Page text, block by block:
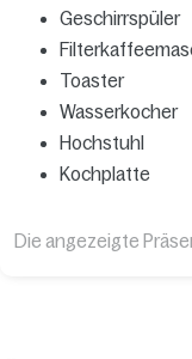
Geschirrspüler
Toaster
Wasserkocher
Hochstuhl
Kochplatte
Die angezeigte